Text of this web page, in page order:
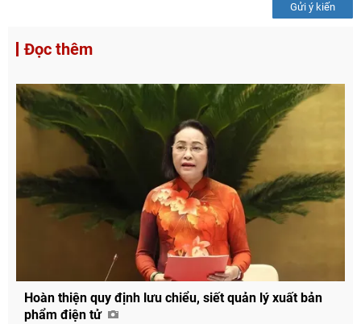
Gửi ý kiến
Đọc thêm
Hoàn thiện quy định lưu chiểu, siết quản lý xuất bản
phẩm điện tử